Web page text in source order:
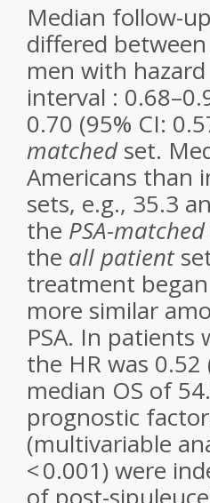
Median follow-
differed
men with
interval :
0.70 (95% CI:
matchedset.
Americans than
sets, e.g., 35.3
the PSA-matched
the all patient
treatment began
more similar
PSA. In patients
the HR was
median OS of
prognostic
(multivariable
< 0.001) were